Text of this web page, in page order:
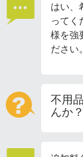
はい、
ってく
様を強
ださい。
不用
んか？